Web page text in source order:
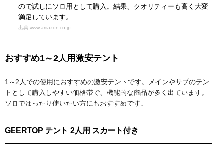
ので試しにソロ用として購入。結果、クオリティーも高く大変
満足しています。
出典:www.amazon.co.jp
おすすめ1～2人用激安テント
1～2人での使用におすすめの激安テントです。メインやサブのテン
トとして購入しやすい価格帯で、機能的な商品が多く出ています。
ソロでゆったり使いたい方にもおすすめです。
GEERTOP テント 2人用 スカート付き